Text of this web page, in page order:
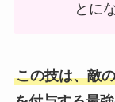
とに
この技は、敵